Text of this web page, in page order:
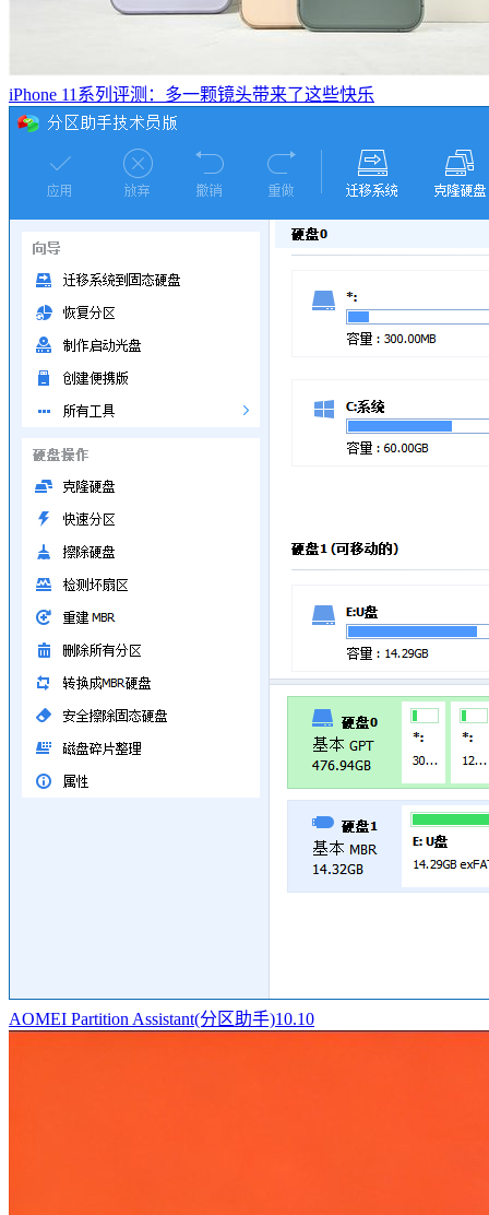
iPhone 11系列评测：多一颗镜头带来了这些快乐
AOMEI Partition Assistant(分区助手)10.10